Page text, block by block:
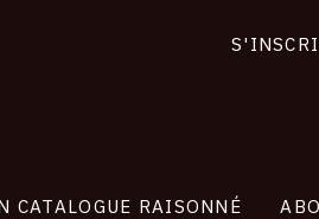
CATALOGUE RAISONNÉ